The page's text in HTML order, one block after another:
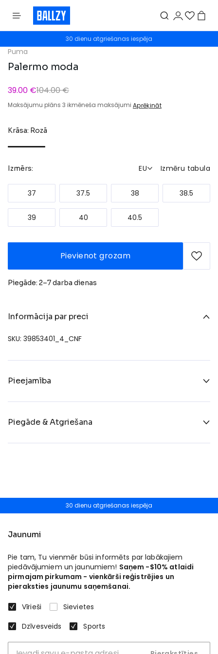
30 dienu atgriešanas iespēja
Puma
Palermo moda
39.00 €104.00 €
Maksājumu plāns 3 ikmēneša maksājumi Aprēķināt
Krāsa: Rozā
Izmērs: EU Izmēru tabula
37 37.5 38 38.5
39 40 40.5
Pievienot grozam
Piegāde: 2–7 darba dienas
Informācija par preci
SKU: 39853401_4_CNF
Pieejamība
Piegāde & Atgriešana
30 dienu atgriešanas iespēja
Jaunumi
Pie tam, Tu vienmēr būsi informēts par labākajiem
piedāvājumiem un jaunumiem! Saņem -$10% atlaidi
pirmajam pirkumam - vienkārši reģistrējies un
pieraksties jaunumu saņemšanai.
Vīrieši
Sievietes
Dzīvesveids
Sports